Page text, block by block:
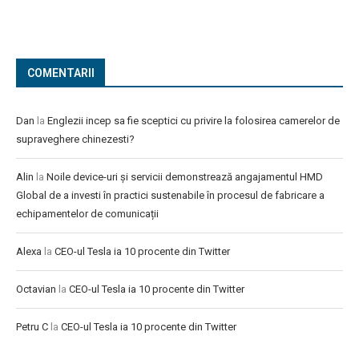
COMENTARII
Dan la Englezii incep sa fie sceptici cu privire la folosirea camerelor de
supraveghere chinezesti?
Alin la Noile device-uri și servicii demonstrează angajamentul HMD
Global de a investi în practici sustenabile în procesul de fabricare a
echipamentelor de comunicații
Alexa la CEO-ul Tesla ia 10 procente din Twitter
Octavian la CEO-ul Tesla ia 10 procente din Twitter
Petru C la CEO-ul Tesla ia 10 procente din Twitter